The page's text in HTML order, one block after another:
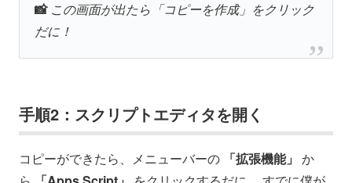
📸 この画面が出たら「コピーを作成」をクリック
だに！
手順2：スクリプトエディタを開く
コピーができたら、メニューバーの 「拡張機能」 か